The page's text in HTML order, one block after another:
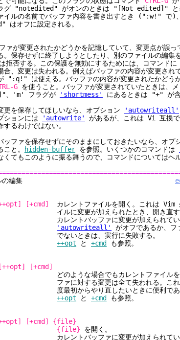
グ "notedited" がオンのときは "[Not edited]" と表
イルの名前でバッファ内容を書き出すとき (":w!" で)
オフに設定される。
ァが変更されたかどうかを記憶していて、変更点が誤っ
。保存せずに終了しようとしたり、別のファイルの編集
拒否する。この保護を無効にするためには、コマン
合、変更は失われる。例えばバッファの内容が変更さ
":q!" は使える。バッファの内容が変更されたかどう
G を使うこと。バッファが変更されていたときは、
、'm' フラグが
'shortmess'
にあるときは "+" が含
更を保存してほしいなら、オプション
'autowriteall'
ションには
'autowrite'
があるが、これは Vi 互換で
するわけではない。
ッファを保存せずにそのままにしておきたいなら、オプ
と。
hidden-buffer を参照。いくつかのコマンドは
くてもこのように振る舞うので、コマンドについてはヘ
ァイルの編集
[+cmd]
カレントファイルを開く。これは Vim
更が加えられたとき、開き直すのに
バッファに変更が加えられているの
'autowriteall'
がオフであるか、フ
ときは、実行に失敗する。
++opt と +cmd
も参照。
[++opt]
[+cmd]
な場合でもカレントファイルを開く
する変更は全て失われる。これは編
らやり直したいときに便利である
++opt と +cmd
も参照。
[+cmd]
{file}
{file} を開く。
バッファに変更が加えられていると実